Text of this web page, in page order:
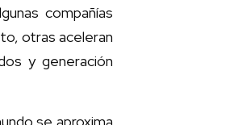
compañías
otras aceleran
y generación